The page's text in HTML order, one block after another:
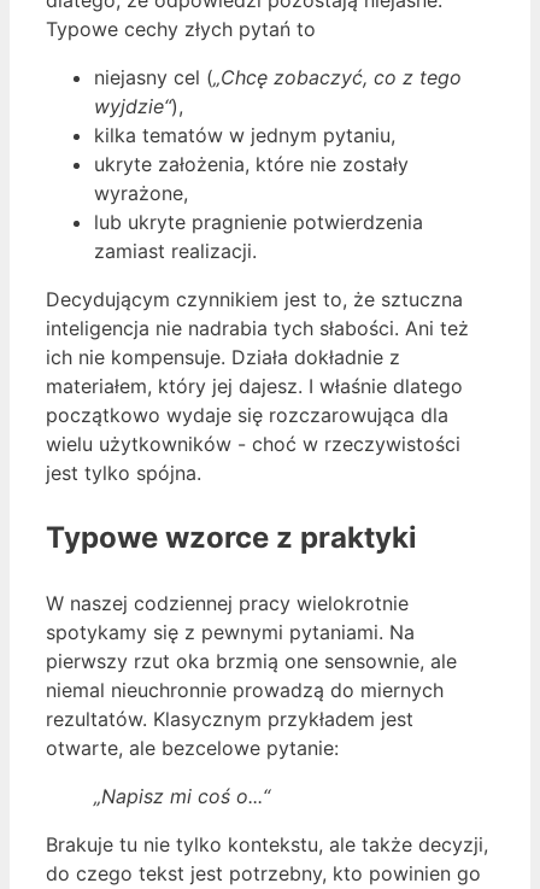
Typowe cechy złych pytań to
niejasny cel („Chcę zobaczyć, co z tego
wyjdzie“),
kilka tematów w jednym pytaniu,
ukryte założenia, które nie zostały
wyrażone,
lub ukryte pragnienie potwierdzenia
zamiast realizacji.
Decydującym czynnikiem jest to, że sztuczna
inteligencja nie nadrabia tych słabości. Ani też
ich nie kompensuje. Działa dokładnie z
materiałem, który jej dajesz. I właśnie dlatego
początkowo wydaje się rozczarowująca dla
wielu użytkowników - choć w rzeczywistości
jest tylko spójna.
Typowe wzorce z praktyki
W naszej codziennej pracy wielokrotnie
spotykamy się z pewnymi pytaniami. Na
pierwszy rzut oka brzmią one sensownie, ale
niemal nieuchronnie prowadzą do miernych
rezultatów. Klasycznym przykładem jest
otwarte, ale bezcelowe pytanie:
„Napisz mi coś o...“
Brakuje tu nie tylko kontekstu, ale także decyzji,
do czego tekst jest potrzebny, kto powinien go